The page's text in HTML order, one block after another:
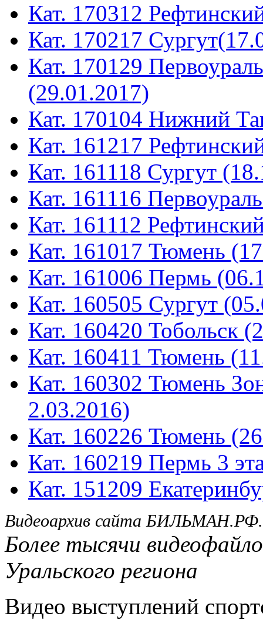
Кат. 170312
Кат. 170217
Кат. 170129
(29.01.2017)
Кат. 170104 Нижний
Кат. 161217
Кат. 161118 Сургут
Кат. 161116
Кат. 161112
Кат. 161017 Тюмень
Кат. 161006 Пермь
Кат. 160505 Сургут
Кат. 160420 Тобольск
Кат. 160411 Тюмень
Кат. 160302 Тюмень
2.03.2016)
Кат. 160226 Тюмень
Кат. 160219 Пермь 3
Кат. 151209
Видеоархив сайта БИЛЬМАН.РФ.
Более тысячи
Уральского региона
Видео выступлений